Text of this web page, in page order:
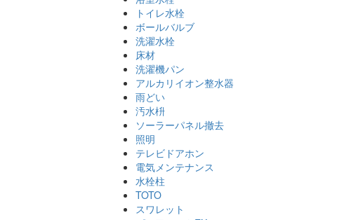
トイレ水栓
ボールバルブ
洗濯水栓
床材
洗濯機パン
アルカリイオン整水器
雨どい
汚水枡
ソーラーパネル撤去
照明
テレビドアホン
電気メンテナンス
水栓柱
TOTO
スワレット